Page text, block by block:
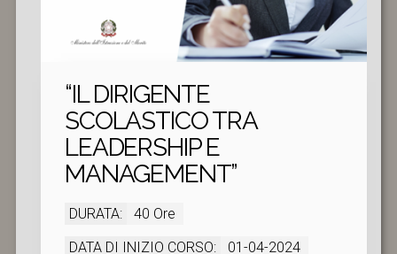
“IL DIRIGENTE
SCOLASTICO TRA
LEADERSHIP E
MANAGEMENT”
DURATA:
40 Ore
DATA DI INIZIO CORSO:
01-04-2024